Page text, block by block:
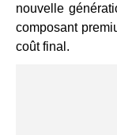
nouvelle
composant
coût final.